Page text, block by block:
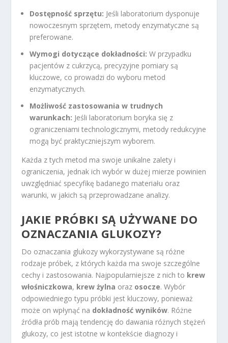
Dostępność sprzętu: Jeśli laboratorium dysponuje
nowoczesnym sprzętem, metody enzymatyczne są
preferowane.
Wymogi dotyczące dokładności: W przypadku
pacjentów z cukrzycą, precyzyjne pomiary są
kluczowe, co prowadzi do wyboru metod
enzymatycznych.
Możliwość zastosowania w trudnych
warunkach: Jeśli laboratorium boryka się z
ograniczeniami technologicznymi, metody redukcyjne
mogą być praktyczniejszym wyborem.
Każda z tych metod ma swoje unikalne zalety i
ograniczenia, jednak ich wybór w dużej mierze powinien
uwzględniać specyfikę badanego materiału oraz
warunki, w jakich są przeprowadzane analizy.
JAKIE PRÓBKI SĄ UŻYWANE DO
OZNACZANIA GLUKOZY?
Do oznaczania glukozy wykorzystywane są różne
rodzaje próbek, z których każda ma swoje szczególne
cechy i zastosowania. Najpopularniejsze z nich to krew
włośniczkowa, krew żylna oraz osocze. Wybór
odpowiedniego typu próbki jest kluczowy, ponieważ
może on wpłynąć na dokładność wyników. Różne
źródła prób mają tendencję do dawania różnych stężeń
glukozy, co jest istotne w kontekście diagnozy i